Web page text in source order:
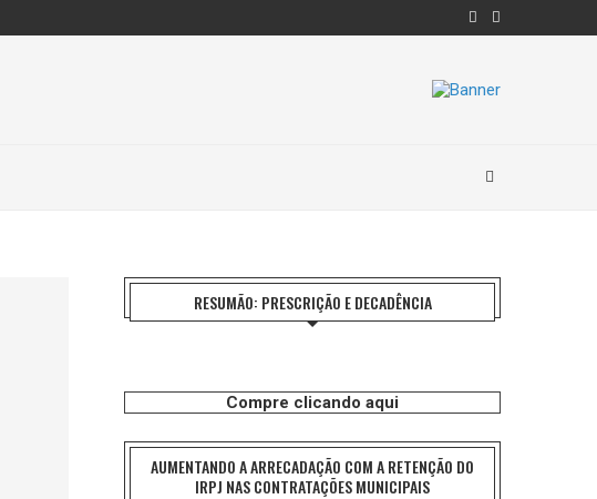
RESUMÃO: PRESCRIÇÃO E DECADÊNCIA
Compre clicando aqui
AUMENTANDO A ARRECADAÇÃO COM A RETENÇÃO DO
IRPJ NAS CONTRATAÇÕES MUNICIPAIS